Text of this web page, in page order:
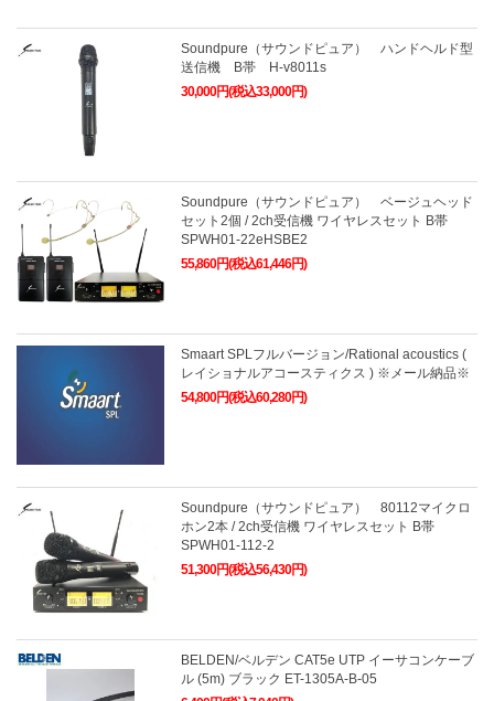
Soundpure（サウンドピュア） ハンドヘルド型
送信機 B帯 H-v8011s
30,000円(税込33,000円)
Soundpure（サウンドピュア） ベージュヘッド
セット2個 / 2ch受信機 ワイヤレスセット B帯
SPWH01-22eHSBE2
55,860円(税込61,446円)
Smaart SPLフルバージョン/Rational acoustics (
レイショナルアコースティクス ) ※メール納品※
54,800円(税込60,280円)
Soundpure（サウンドピュア） 80112マイクロ
ホン2本 / 2ch受信機 ワイヤレスセット B帯
SPWH01-112-2
51,300円(税込56,430円)
BELDEN/ベルデン CAT5e UTP イーサコンケーブ
ル (5m) ブラック ET-1305A-B-05